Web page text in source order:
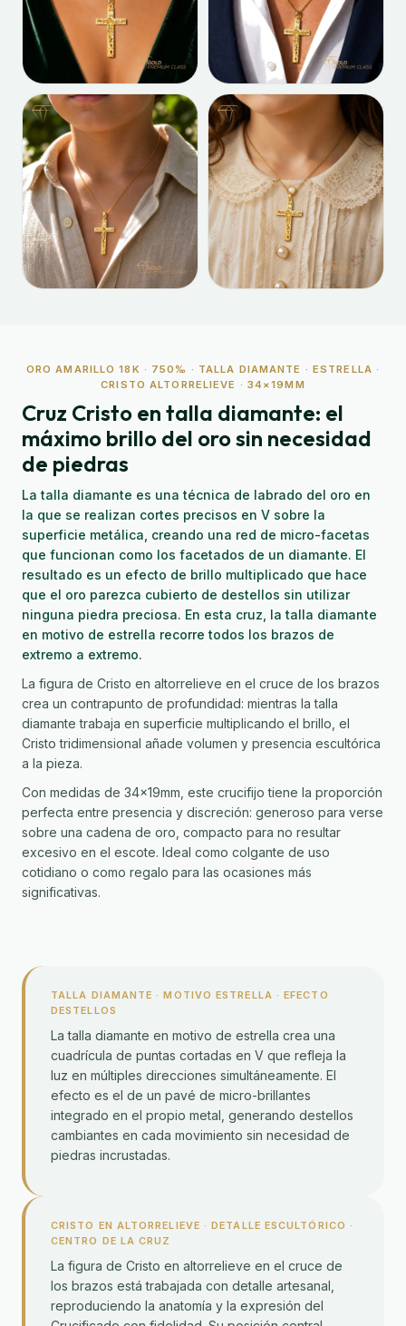
ORO AMARILLO 18K · 750‰ · TALLA DIAMANTE · ESTRELLA ·
CRISTO ALTORRELIEVE · 34×19MM
Cruz Cristo en talla diamante: el
máximo brillo del oro sin necesidad
de piedras
La talla diamante es una técnica de labrado del oro en
la que se realizan cortes precisos en V sobre la
superficie metálica, creando una red de micro-facetas
que funcionan como los facetados de un diamante. El
resultado es un efecto de brillo multiplicado que hace
que el oro parezca cubierto de destellos sin utilizar
ninguna piedra preciosa. En esta cruz, la talla diamante
en motivo de estrella recorre todos los brazos de
extremo a extremo.
La figura de Cristo en altorrelieve en el cruce de los brazos
crea un contrapunto de profundidad: mientras la talla
diamante trabaja en superficie multiplicando el brillo, el
Cristo tridimensional añade volumen y presencia escultórica
a la pieza.
Con medidas de 34×19mm, este crucifijo tiene la proporción
perfecta entre presencia y discreción: generoso para verse
sobre una cadena de oro, compacto para no resultar
excesivo en el escote. Ideal como colgante de uso
cotidiano o como regalo para las ocasiones más
significativas.
TALLA DIAMANTE · MOTIVO ESTRELLA · EFECTO
DESTELLOS
La talla diamante en motivo de estrella crea una
cuadrícula de puntas cortadas en V que refleja la
luz en múltiples direcciones simultáneamente. El
efecto es el de un pavé de micro-brillantes
integrado en el propio metal, generando destellos
cambiantes en cada movimiento sin necesidad de
piedras incrustadas.
CRISTO EN ALTORRELIEVE · DETALLE ESCULTÓRICO ·
CENTRO DE LA CRUZ
La figura de Cristo en altorrelieve en el cruce de
los brazos está trabajada con detalle artesanal,
reproduciendo la anatomía y la expresión del